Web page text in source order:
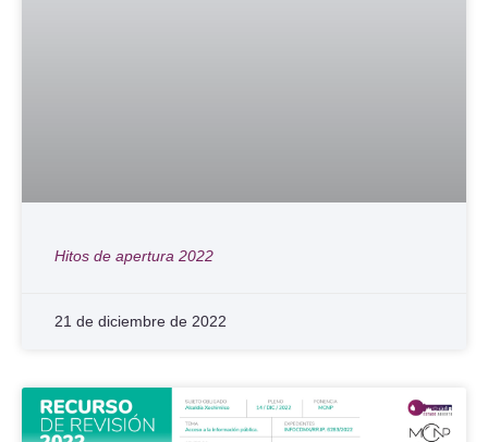
Hitos de apertura 2022
21 de diciembre de 2022